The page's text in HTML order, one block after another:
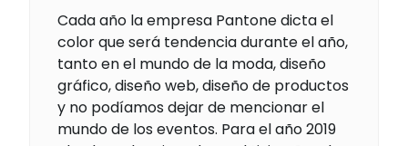
Cada año la empresa Pantone dicta el
color que será tendencia durante el año,
tanto en el mundo de la moda, diseño
gráfico, diseño web, diseño de productos
y no podíamos dejar de mencionar el
mundo de los eventos. Para el año 2019